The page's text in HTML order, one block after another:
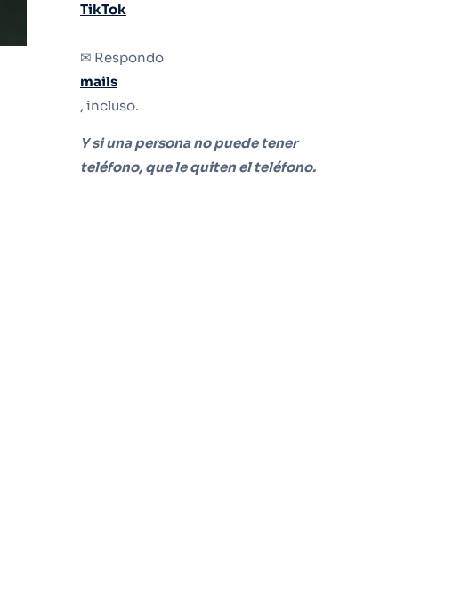
TikTok
✉ Respondo
mails
, incluso.
Y si una persona no puede tener
teléfono, que le quiten el teléfono.